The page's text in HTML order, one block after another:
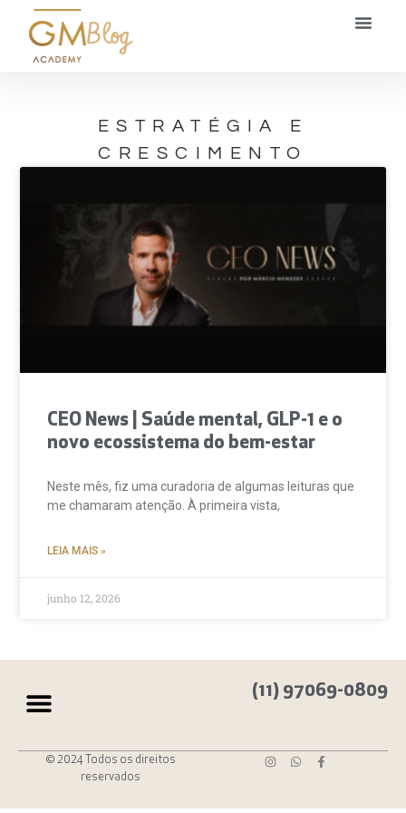
Blog
ESTRATÉGIA E
CRESCIMENTO
CEO News | Saúde mental, GLP-1 e o
novo ecossistema do bem-estar
Neste mês, fiz uma curadoria de algumas leituras que
me chamaram atenção. À primeira vista,
LEIA MAIS »
junho 12, 2026
(11) 97069-0809
© 2024 Todos os direitos
reservados